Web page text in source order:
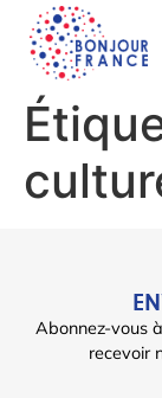
Abonnez-vous
recevoir